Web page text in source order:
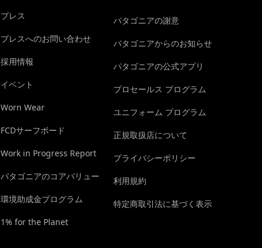
プレス
プレスへのお問い合わせ
採用情報
イベント
Worn Wear
FCDサーフボード
Work in Progress Report
パタゴニアのコアバリュー
環境助成金プログラム
1% for the Planet
パタゴニアの謝意
パタゴニアからのお知らせ
パタゴニアの公式アプリ
プロセールス プログラム
ユニフォーム プログラム
正規取扱店について
プライバシーポリシー
利用規約
特定商取引法に基づく表示